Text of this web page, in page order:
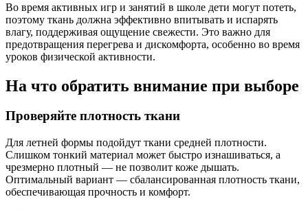
Во время активных игр и занятий в школе дети могут потеть,
поэтому ткань должна эффективно впитывать и испарять
влагу, поддерживая ощущение свежести. Это важно для
предотвращения перегрева и дискомфорта, особенно во время
уроков физической активности.
На что обратить внимание при выборе
Проверяйте плотность ткани
Для летней формы подойдут ткани средней плотности.
Слишком тонкий материал может быстро изнашиваться, а
чрезмерно плотный — не позволит коже дышать.
Оптимальный вариант — сбалансированная плотность ткани,
обеспечивающая прочность и комфорт.